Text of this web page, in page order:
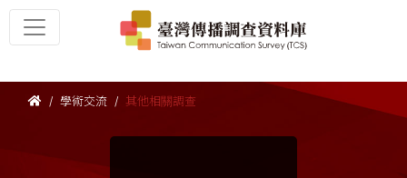
學術交流 其他相關調查